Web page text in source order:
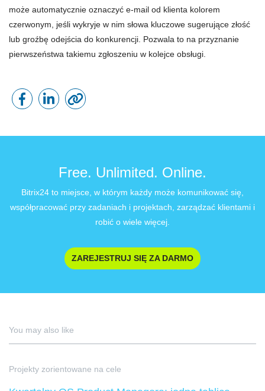
może automatycznie oznaczyć e-mail od klienta kolorem
czerwonym, jeśli wykryje w nim słowa kluczowe sugerujące złość
lub groźbę odejścia do konkurencji. Pozwala to na przyznanie
pierwszeństwa takiemu zgłoszeniu w kolejce obsługi.
Free. Unlimited. Online.
Bitrix24 to miejsce, w którym każdy może komunikować się,
współpracować przy zadaniach i projektach, zarządzać klientami i
robić o wiele więcej.
ZAREJESTRUJ SIĘ ZA DARMO
You may also like
Projekty zorientowane na cele